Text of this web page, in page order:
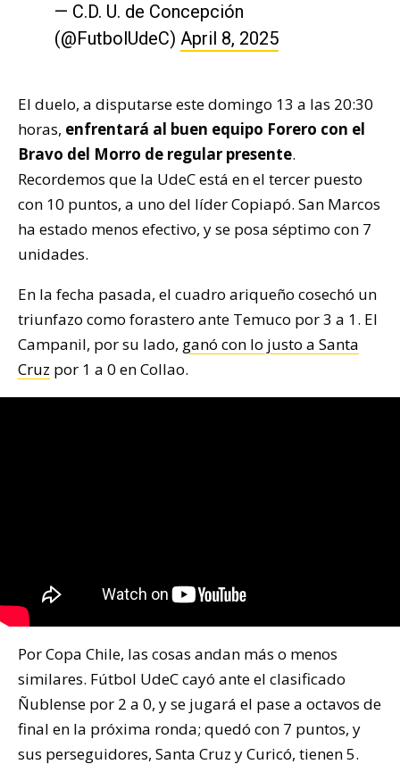
— C.D. U. de Concepción
(@FutbolUdeC) April 8, 2025
El duelo, a disputarse este domingo 13 a las 20:30
horas, enfrentará al buen equipo Forero con el
Bravo del Morro de regular presente.
Recordemos que la UdeC está en el tercer puesto
con 10 puntos, a uno del líder Copiapó. San Marcos
ha estado menos efectivo, y se posa séptimo con 7
unidades.
En la fecha pasada, el cuadro ariqueño cosechó un
triunfazo como forastero ante Temuco por 3 a 1. El
Campanil, por su lado, ganó con lo justo a Santa
Cruz por 1 a 0 en Collao.
Por Copa Chile, las cosas andan más o menos
similares. Fútbol UdeC cayó ante el clasificado
Ñublense por 2 a 0, y se jugará el pase a octavos de
final en la próxima ronda; quedó con 7 puntos, y
sus perseguidores, Santa Cruz y Curicó, tienen 5.